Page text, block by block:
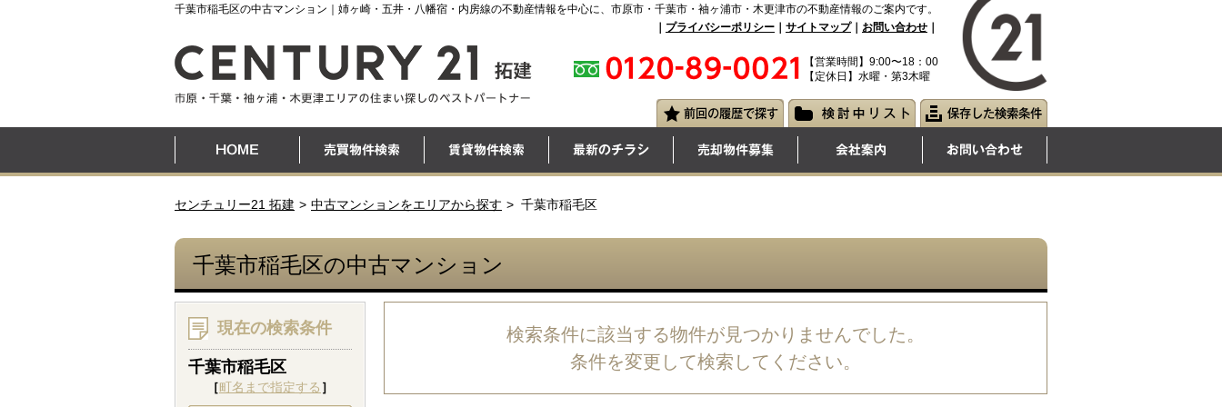
千葉市稲毛区の中古マンション｜姉ヶ崎・五井・八幡宿・内房線の不動産情報を中心に、市原市・千葉市・袖ヶ浦市・木更津市の不動産情報のご案内です。
プライバシーポリシー サイトマップ｜ お問い合わせ
【営業時間】9:00〜18：00
【定休日】水曜・第3木曜
センチュリー21 拓建 中古マンションをエリアから探す 千葉市稲毛区
千葉市稲毛区の中古マンション
検索条件に該当する物件が見つかりませんでした。
条件を変更して検索してください。
現在の検索条件
千葉市稲毛区
［町名まで指定する ］